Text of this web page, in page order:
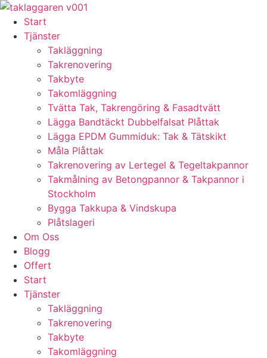
Skip
content
Start
Tjänster
Takläggning
Takrenovering
Takbyte
Takomläggning
Tvätta Tak, Takrengöring & Fasadtvätt
Lägga Bandtäckt Dubbelfalsat Plåttak
Lägga EPDM Gummiduk: Tak & Tätskikt
Måla Plåttak
Takrenovering av Lertegel & Tegeltakpannor
Takmålning av Betongpannor & Takpannor i
Stockholm
Bygga Takkupa & Vindskupa
Plåtslageri
Om Oss
Blogg
Offert
Start
Tjänster
Takläggning
Takrenovering
Takbyte
Takomläggning